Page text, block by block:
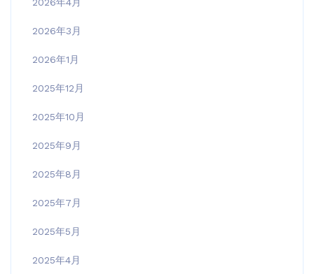
2026年3月
2026年1月
2025年12月
2025年10月
2025年9月
2025年8月
2025年7月
2025年5月
2025年4月